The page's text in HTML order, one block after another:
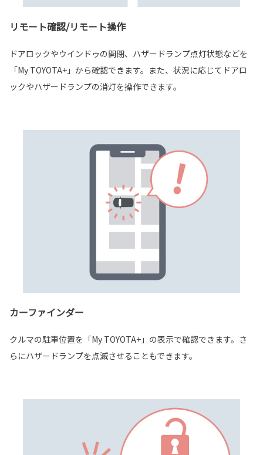
リモート確認/リモート操作
ドアロックやウインドゥの開閉、ハザードランプ点灯状態などを
「My TOYOTA+」から確認できます。また、状況に応じてドアロ
ックやハザードランプの消灯を操作できます。
カーファインダー
クルマの駐車位置を「My TOYOTA+」の表示で確認できます。さ
らにハザードランプを点滅させることもできます。